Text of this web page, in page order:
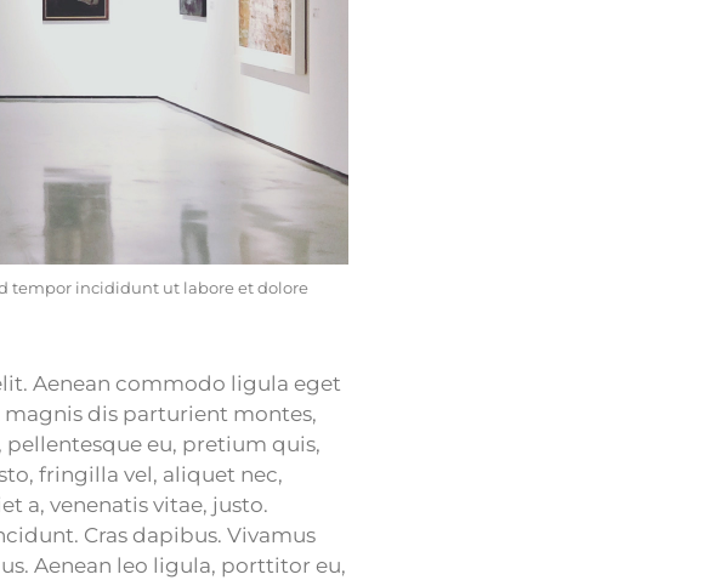
tempor incididunt ut labore et dolore
Aenean commodo ligula eget
magnis dis parturient montes,
eu, pretium quis,
fringilla vel, aliquet nec,
a, venenatis vitae, justo.
Cras dapibus. Vivamus
Aenean leo ligula, porttitor eu,